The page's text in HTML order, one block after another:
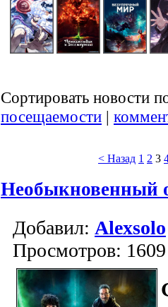
Сортировать новости
посещаемости |
< Назад 1 2 3
Необыкновенный
Добавил: Alexsolo
Просмотров: 1609